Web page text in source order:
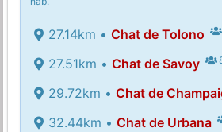
27.14km • Chat de Tolono
27.51km • Chat de Savoy
29.72km • Chat de
32.44km • Chat de Urbana